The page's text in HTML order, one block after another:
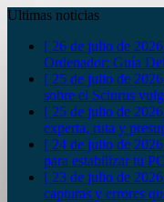
Ultimas noticias
[ 26 de julio de
Ordenador: Guía
[ 25 de julio de
sobre el Sciurus
[ 25 de julio de
experta, ruta y
[ 24 de julio de
para estabilizar tu PC
[ 23 de julio de
capturas y errores